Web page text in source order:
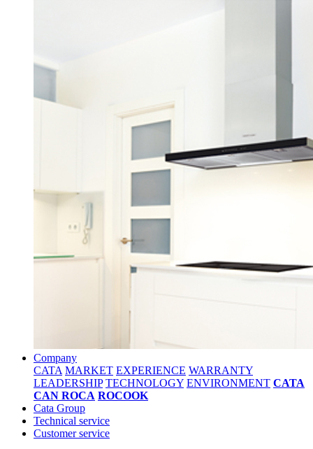
Company
CATA MARKET EXPERIENCE WARRANTY
LEADERSHIP TECHNOLOGY ENVIRONMENT CATA
CAN ROCA ROCOOK
Cata Group
Technical service
Customer service